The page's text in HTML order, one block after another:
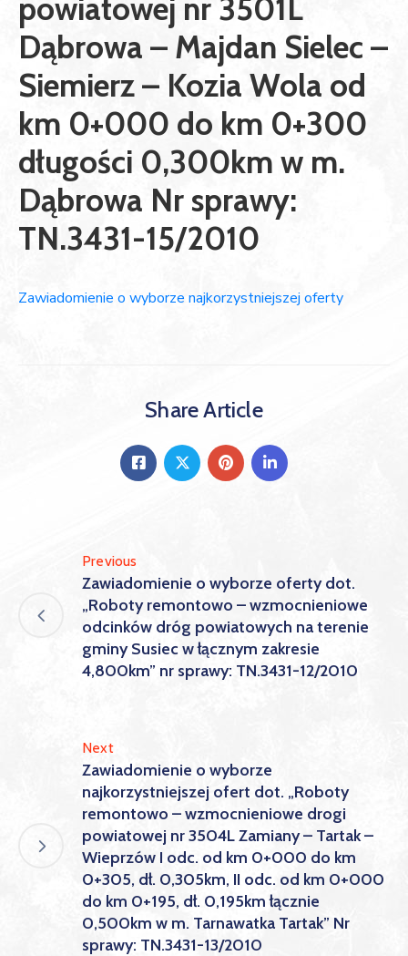
powiatowej nr 3501L
Dąbrowa – Majdan Sielec –
Siemierz – Kozia Wola od
km 0+000 do km 0+300
długości 0,300km w m.
Dąbrowa Nr sprawy:
TN.3431-15/2010
Zawiadomienie o wyborze najkorzystniejszej oferty
Share Article
Previous
Zawiadomienie o wyborze oferty dot.
„Roboty remontowo – wzmocnieniowe
odcinków dróg powiatowych na terenie
gminy Susiec w łącznym zakresie
4,800km” nr sprawy: TN.3431-12/2010
Next
Zawiadomienie o wyborze
najkorzystniejszej ofert dot. „Roboty
remontowo – wzmocnieniowe drogi
powiatowej nr 3504L Zamiany – Tartak –
Wieprzów I odc. od km 0+000 do km
0+305, dł. 0,305km, II odc. od km 0+000
do km 0+195, dł. 0,195km łącznie
0,500km w m. Tarnawatka Tartak” Nr
sprawy: TN.3431-13/2010